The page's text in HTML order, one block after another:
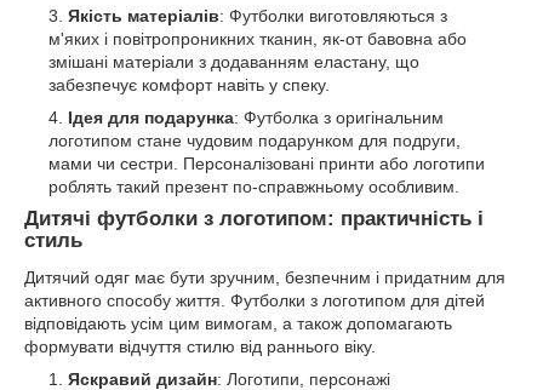
Якість матеріалів: Футболки виготовляються з
м'яких і повітропроникних тканин, як-от бавовна або
змішані матеріали з додаванням еластану, що
забезпечує комфорт навіть у спеку.
Ідея для подарунка: Футболка з оригінальним
логотипом стане чудовим подарунком для подруги,
мами чи сестри. Персоналізовані принти або логотипи
роблять такий презент по-справжньому особливим.
Дитячі футболки з логотипом: практичність і
стиль
Дитячий одяг має бути зручним, безпечним і придатним для
активного способу життя. Футболки з логотипом для дітей
відповідають усім цим вимогам, а також допомагають
формувати відчуття стилю від раннього віку.
Яскравий дизайн: Логотипи, персонажі